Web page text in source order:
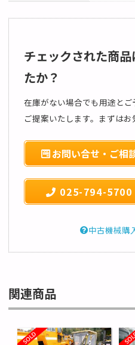
チェックされた商
たか？
在庫がない場合でも用途と
ご提案いたします。まずはお
お問い合せ・ご相
025-794-5700
中古機械購
関連商品